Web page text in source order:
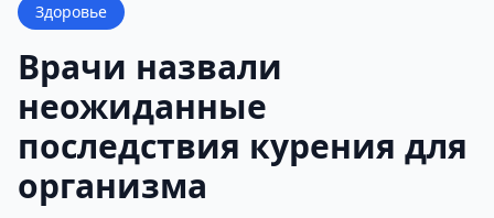
Здоровье
Врачи назвали
неожиданные
последствия курения для
организма